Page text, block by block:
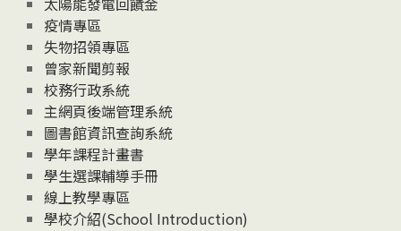
疫情專區
失物招領專區
曾家新聞剪報
校務行政系統
主網頁後端管理系統
圖書館資訊查詢系統
學年課程計畫書
學生選課輔導手冊
線上教學專區
學校介紹(School Introduction)